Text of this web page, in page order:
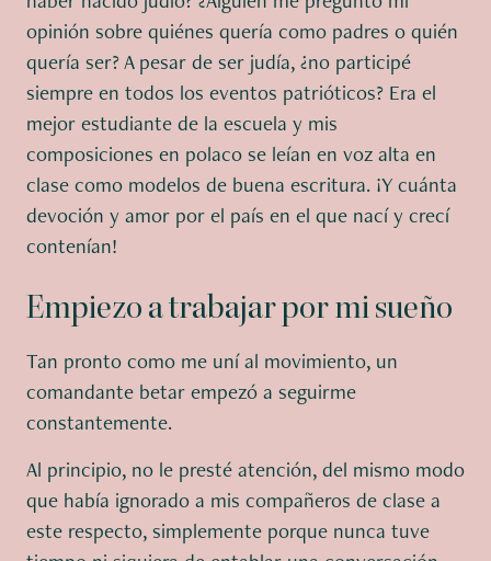
opinión sobre quiénes quería como padres o quién
quería ser? A pesar de ser judía, ¿no participé
siempre en todos los eventos patrióticos? Era el
mejor estudiante de la escuela y mis
composiciones en polaco se leían en voz alta en
clase como modelos de buena escritura. ¡Y cuánta
devoción y amor por el país en el que nací y crecí
contenían!
Empiezo a trabajar por mi sueño
Tan pronto como me uní al movimiento, un
comandante betar empezó a seguirme
constantemente.
Al principio, no le presté atención, del mismo modo
que había ignorado a mis compañeros de clase a
este respecto, simplemente porque nunca tuve